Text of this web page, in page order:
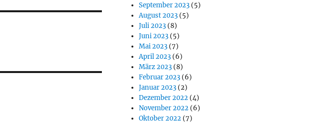
September 2023 (5)
August 2023 (5)
Juli 2023 (8)
Juni 2023 (5)
Mai 2023 (7)
April 2023 (6)
März 2023 (8)
Februar 2023 (6)
Januar 2023 (2)
Dezember 2022 (4)
November 2022 (6)
Oktober 2022 (7)